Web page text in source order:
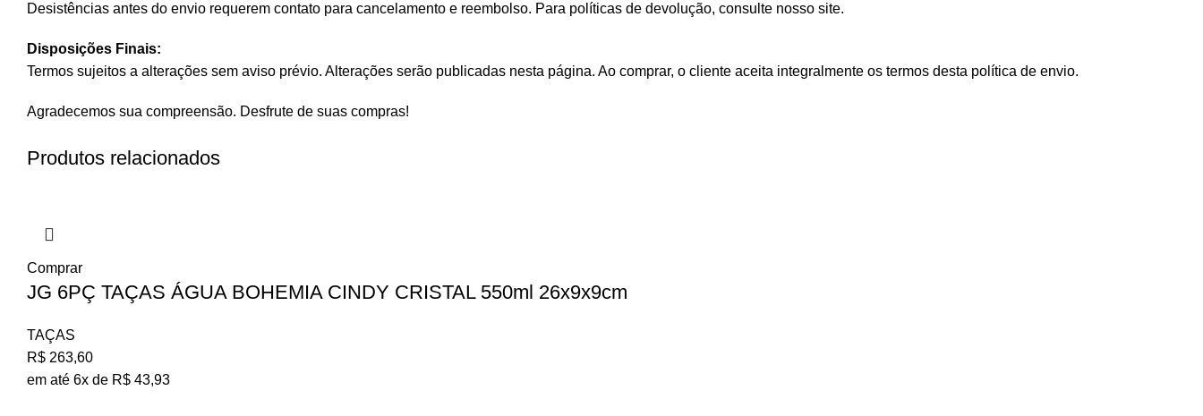
Desistências antes do envio requerem contato para cancelamento e reembolso. Para políticas de devolução, consulte nosso site.
Disposições Finais:
Termos sujeitos a alterações sem aviso prévio. Alterações serão publicadas nesta página. Ao comprar, o cliente aceita integralmente os termos desta política de envio.
Agradecemos sua compreensão. Desfrute de suas compras!
Produtos relacionados
Comprar
JG 6PÇ TAÇAS ÁGUA BOHEMIA CINDY CRISTAL 550ml 26x9x9cm
TAÇAS
R$ 263,60
em até 6x de R$ 43,93